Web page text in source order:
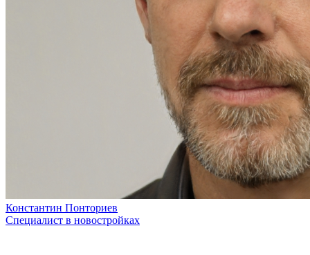
Константин Понториев
Специалист в новостройках